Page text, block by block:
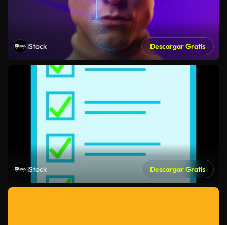
iStock Descargar Gratis
iStock Descargar Gratis